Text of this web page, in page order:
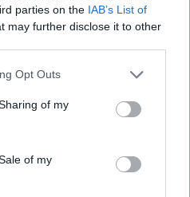
parties on the IAB’s List of
may further disclose it to other
uses one or more Google
behaviour. You may click to
and its third-party tags to
purposes in below Google
Opt Outs
of my
of my